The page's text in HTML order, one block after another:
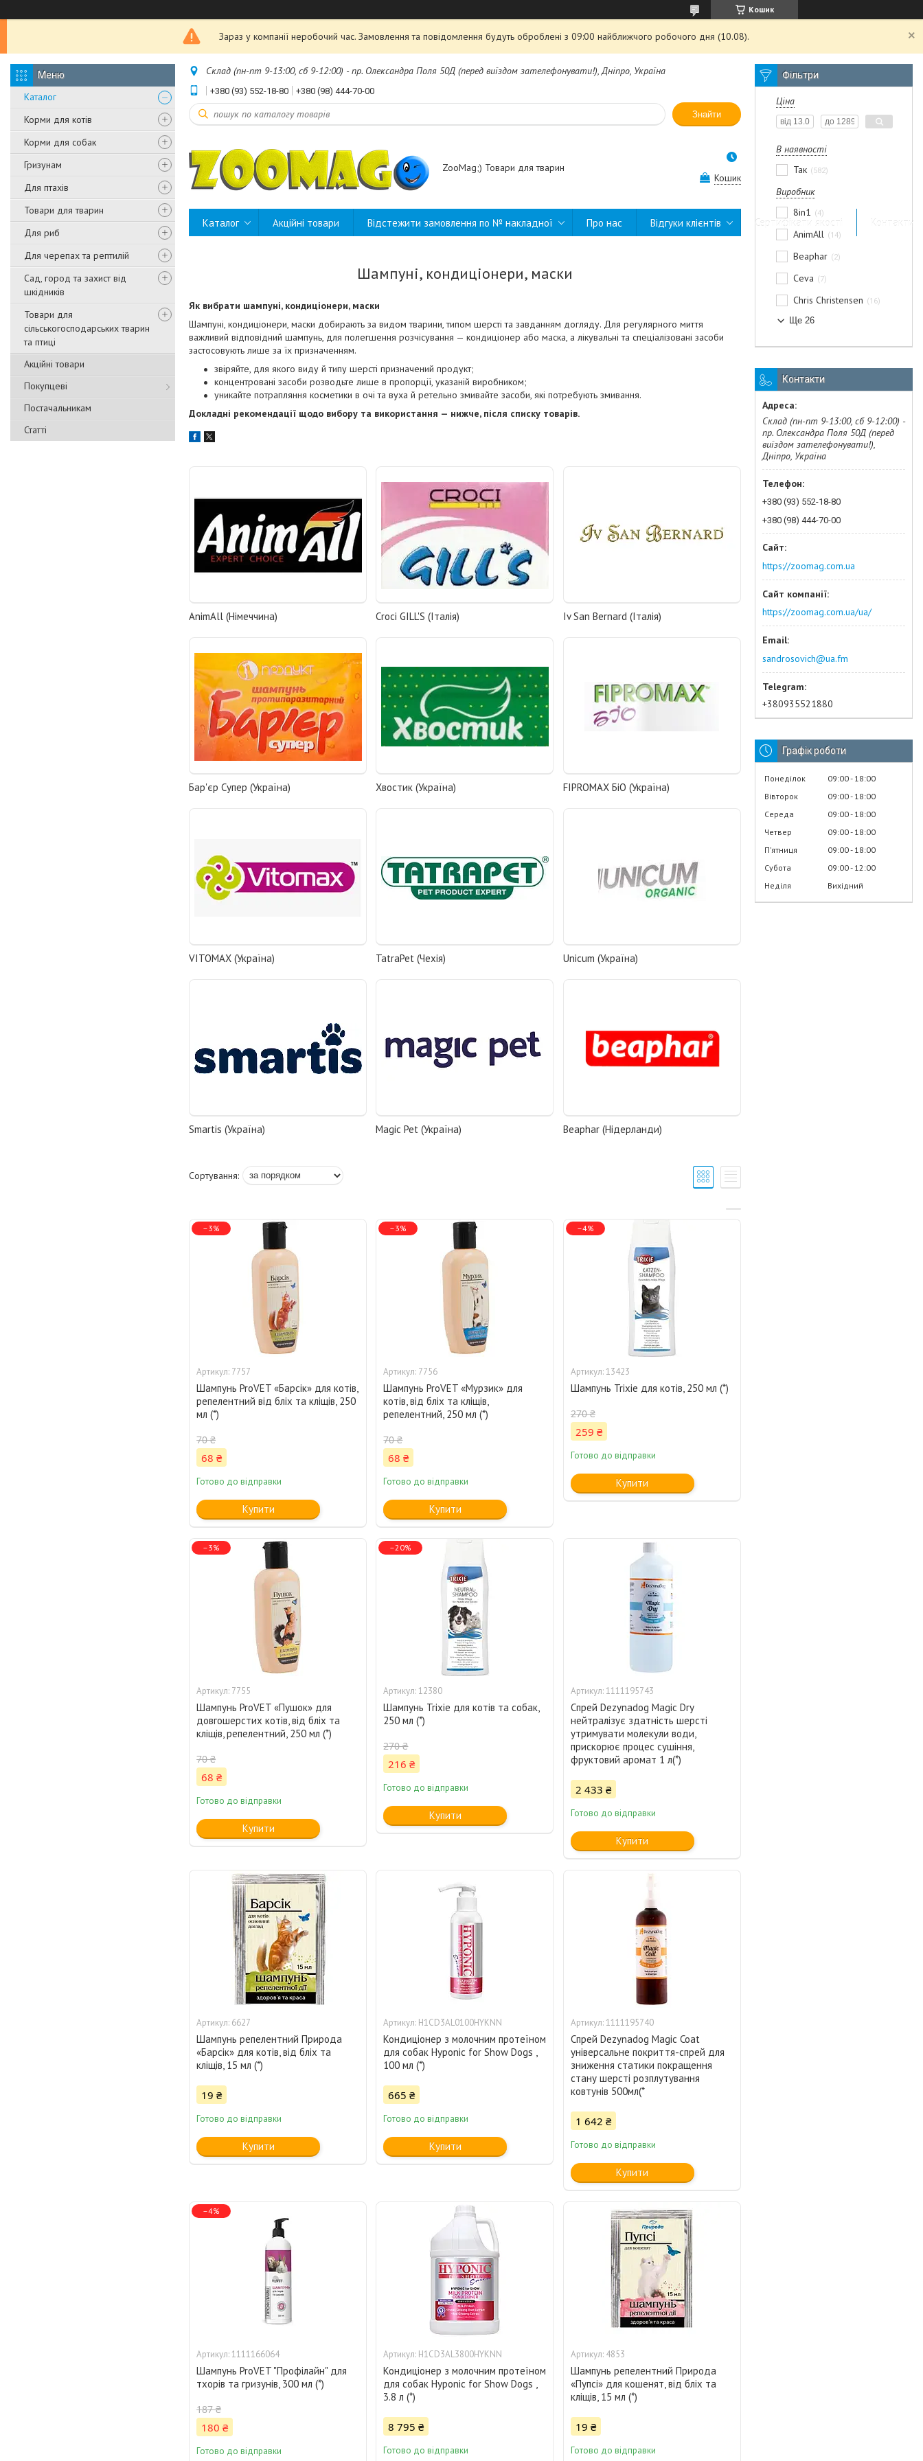
Кошик
Зараз у компанії неробочий час. Замовлення та повідомлення будуть оброблені з 09:00 найближчого робочого дня (10.08).
Каталог
Корми для котів
Корми для собак
Гризунам
Для птахів
Товари для тварин
Для риб
Для черепах та рептилій
Сад, город та захист від
шкідників
Товари для
сільськогосподарських тварин
та птиці
Акційні товари
Покупцеві
Постачальникам
Статті
Склад (пн-пт 9-13:00, сб 9-12:00) - пр. Олександра Поля 50Д (перед виїздом зателефонувати!), Дніпро, Україна
+380 (93) 552-18-80 +380 (98) 444-70-00
Знайти
ZooMag;) Товари для тварин
Кошик
Каталог Акційні товари Відстежити замовлення по № накладної Про нас Відгуки клієнтів Сертифікати якості Контакти
Шампуні, кондиціонери, маски
Як вибрати шампуні, кондиціонери, маски
Шампуні, кондиціонери, маски добирають за видом тварини, типом шерсті та завданням догляду. Для регулярного миття
важливий відповідний шампунь, для полегшення розчісування — кондиціонер або маска, а лікувальні та спеціалізовані засоби
застосовують лише за їх призначенням.
звіряйте, для якого виду й типу шерсті призначений продукт;
концентровані засоби розводьте лише в пропорції, указаній виробником;
уникайте потрапляння косметики в очі та вуха й ретельно змивайте засоби, які потребують змивання.
Докладні рекомендації щодо вибору та використання — нижче, після списку товарів.
AnimАll (Німеччина) Croci GILL'S (Італія) Iv San Bernard (Італія)
Бар'єр Супер (Україна) Хвостик (Україна) FIPROMAX БіО (Україна)
VITOMAX (Україна) TatraPet (Чехія) Unicum (Україна)
Smartis (Україна) Magic Pet (Україна) Beaphar (Нідерланди)
–3%
7757
Шампунь ProVET «Барсік» для котів,
репелентний від бліх та кліщів, 250
мл (*)
70 ₴
68 ₴
Готово до відправки
Купити
–3%
7756
Шампунь ProVET «Мурзик» для
котів, від бліх та кліщів,
репелентний, 250 мл (*)
70 ₴
68 ₴
Готово до відправки
Купити
–4%
13423
Шампунь Trixie для котів, 250 мл (*)
270 ₴
259 ₴
Готово до відправки
Купити
–3%
7755
Шампунь ProVET «Пушок» для
довгошерстих котів, від бліх та
кліщів, репелентний, 250 мл (*)
70 ₴
68 ₴
Готово до відправки
Купити
–20%
12380
Шампунь Trixie для котів та собак,
250 мл (*)
270 ₴
216 ₴
Готово до відправки
Купити
1111195743
Спрей Dezynadog Magic Dry
нейтралізує здатність шерсті
утримувати молекули води,
прискорює процес сушіння,
фруктовий аромат 1 л(*)
2 433 ₴
Готово до відправки
Купити
6627
Шампунь репелентний Природа
«Барсік» для котів, від бліх та
кліщів, 15 мл (*)
19 ₴
Готово до відправки
Купити
H1CD3AL0100HYKNN
Кондиціонер з молочним протеїном
для собак Hyponic for Show Dogs ,
100 мл (*)
665 ₴
Готово до відправки
Купити
1111195740
Спрей Dezynadog Magic Coat
універсальне покриття-спрей для
зниження статики покращення
стану шерсті розплутування
ковтунів 500мл(*
1 642 ₴
Готово до відправки
Купити
–4%
1111166064
Шампунь ProVET "Профілайн" для
тхорів та гризунів, 300 мл (*)
187 ₴
180 ₴
Готово до відправки
H1CD3AL3800HYKNN
Кондиціонер з молочним протеїном
для собак Hyponic for Show Dogs ,
3.8 л (*)
8 795 ₴
Готово до відправки
4853
Шампунь репелентний Природа
«Пупсі» для кошенят, від бліх та
кліщів, 15 мл (*)
19 ₴
Готово до відправки
Фільтри
Ціна
В наявності
Так
582
Виробник
8in1
4
AnimAll 14
Beaphar 2
Ceva 7
Chris Christensen 16
Ще 26
Контакти
Склад (пн-пт 9-13:00, сб 9-12:00) -
пр. Олександра Поля 50Д (перед
виїздом зателефонувати!),
Дніпро, Україна
+380 (93) 552-18-80
+380 (98) 444-70-00
https://zoomag.com.ua
https://zoomag.com.ua/ua/
sandrosovich@ua.fm
+380935521880
Графік роботи
Понеділок 09:00 18:00
Вівторок
09:00 18:00
Середа
09:00 18:00
Четвер
09:00 18:00
Пʼятниця
09:00 18:00
Субота
09:00 12:00
Неділя
Вихідний